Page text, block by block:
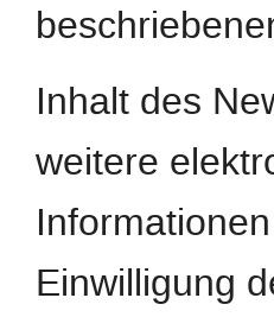
Inhalt des
weitere
Einwilligung